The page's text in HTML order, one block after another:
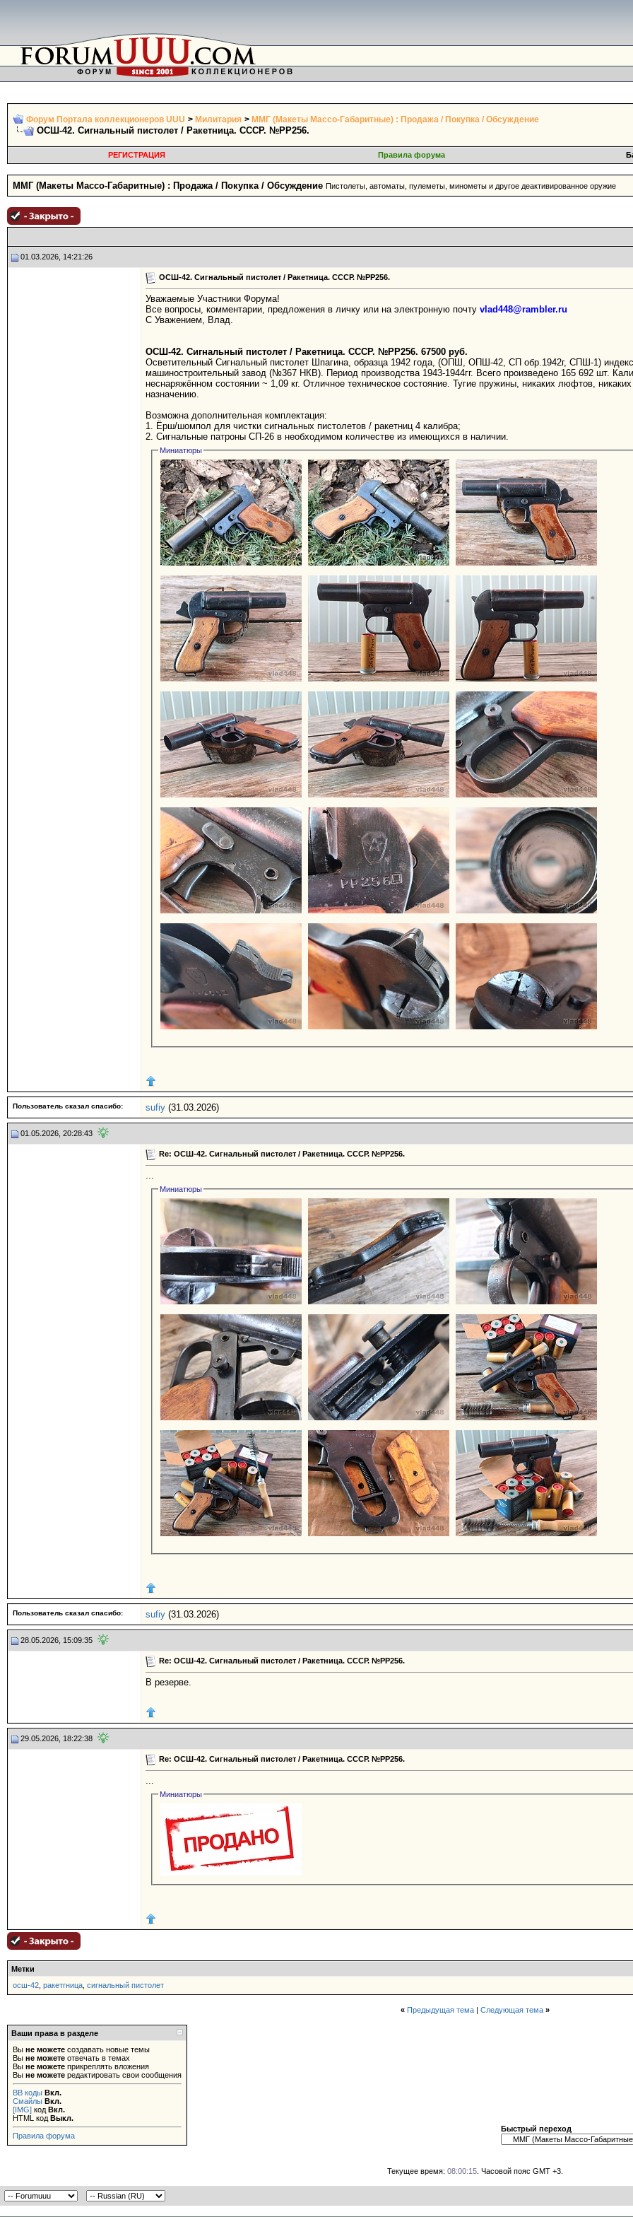
Форум Портала коллекционеров UUU > Милитария > ММГ (Макеты Массо-Габаритные) : Продажа / Покупка / Обсуждение
ОСШ-42. Сигнальный пистолет / Ракетница. СССР. №РР256.
РЕГИСТРАЦИЯ Правила форума
ММГ (Макеты Массо-Габаритные) : Продажа / Покупка / Обсуждение Пистолеты, автоматы, пулеметы, минометы и другое деактивированное оружие
01.03.2026, 14:21:26
ОСШ-42. Сигнальный пистолет / Ракетница. СССР. №РР256.
Уважаемые Участники Форума!
Все вопросы, комментарии, предложения в личку или на электронную почту vlad448@rambler.ru
С Уважением, Влад.
ОСШ-42. Сигнальный пистолет / Ракетница. СССР. №РР256. 67500 руб.
Осветительный Сигнальный пистолет Шпагина, образца 1942 года, (ОПШ, ОПШ-42, СП обр.1942г, СПШ-1)
машиностроительный завод (№367 НКВ). Период производства 1943-1944гг. Всего произведено 165 692 шт.
неснаряжённом состоянии ~ 1,09 кг. Отличное техническое состояние. Тугие пружины, никаких люфтов,
назначению.
Возможна дополнительная комплектация:
1. Ёрш/шомпол для чистки сигнальных пистолетов / ракетниц 4 калибра;
2. Сигнальные патроны СП-26 в необходимом количестве из имеющихся в наличии.
Миниатюры
Пользователь сказал cпасибо: sufiy (31.03.2026)
01.05.2026, 20:28:43
Re: ОСШ-42. Сигнальный пистолет / Ракетница. СССР. №РР256.
...
Миниатюры
Пользователь сказал cпасибо: sufiy (31.03.2026)
28.05.2026, 15:09:35
Re: ОСШ-42. Сигнальный пистолет / Ракетница. СССР. №РР256.
В резерве.
29.05.2026, 18:22:38
Re: ОСШ-42. Сигнальный пистолет / Ракетница. СССР. №РР256.
...
Миниатюры
Метки
осш-42 ракетгница сигнальный пистолет
« Предыдущая тема| Следующая тема »
Ваши права в разделе
Вы не можете создавать новые темы
Вы не можете отвечать в темах
Вы не можете прикреплять вложения
Вы не можете редактировать свои сообщения
BB коды Вкл.
Смайлы Вкл.
[IMG] код Вкл.
HTML код Выкл.
Правила форума
Быстрый переход
Текущее время: 08:00:15. Часовой пояс GMT +3.